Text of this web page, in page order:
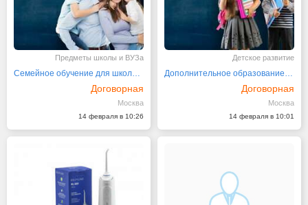
Предметы школы и ВУЗа
Семейное обучение для школьников 1-11 класса
Договорная
Москва
14 февраля в 10:26
Детское развитие
Дополнительное образование в частной школе
Договорная
Москва
14 февраля в 10:01